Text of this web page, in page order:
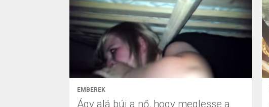
EMBEREK
Ágy alá búj a nő, hogy meglesse a